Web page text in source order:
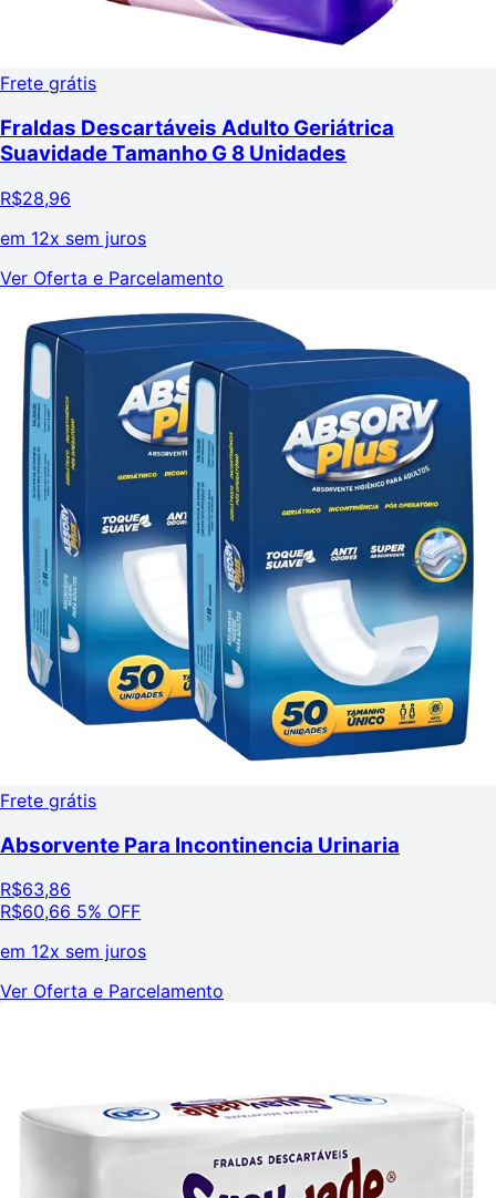
Frete grátis
Fraldas Descartáveis Adulto Geriátrica
Suavidade Tamanho G 8 Unidades
R$28,96
em 12x sem juros
Ver Oferta e Parcelamento
Frete grátis
Absorvente Para Incontinencia Urinaria
R$63,86
R$60,66 5% OFF
em 12x sem juros
Ver Oferta e Parcelamento